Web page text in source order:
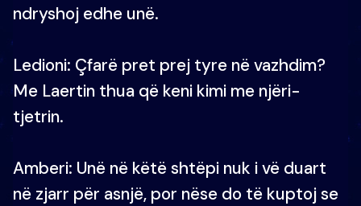
ndryshoj edhe unë.
Ledioni: Çfarë pret prej tyre në vazhdim?
Me Laertin thua që keni kimi me njëri-
tjetrin.
Amberi: Unë në këtë shtëpi nuk i vë duart
në zjarr për asnjë, por nëse do të kuptoj se